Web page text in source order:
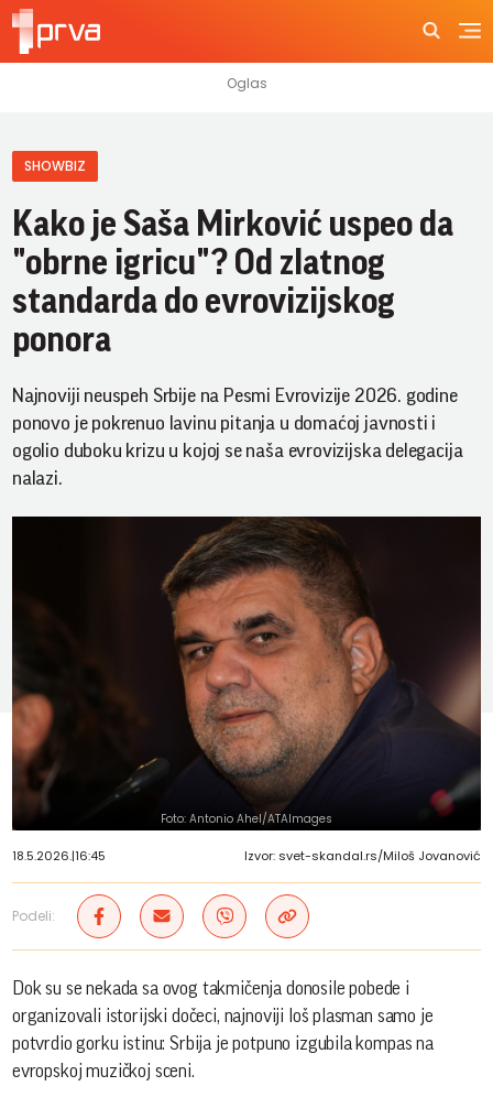
SHOWBIZ
Kako je Saša Mirković uspeo da
"obrne igricu"? Od zlatnog
standarda do evrovizijskog
ponora
Najnoviji neuspeh Srbije na Pesmi Evrovizije 2026. godine
ponovo je pokrenuo lavinu pitanja u domaćoj javnosti i
ogolio duboku krizu u kojoj se naša evrovizijska delegacija
nalazi.
Foto: Antonio Ahel/ATAImages
18.5.2026.|16:45 Izvor: svet-skandal.rs/Miloš Jovanović
Podeli:
Dok su se nekada sa ovog takmičenja donosile pobede i
organizovali istorijski dočeci, najnoviji loš plasman samo je
potvrdio gorku istinu: Srbija je potpuno izgubila kompas na
evropskoj muzičkoj sceni.